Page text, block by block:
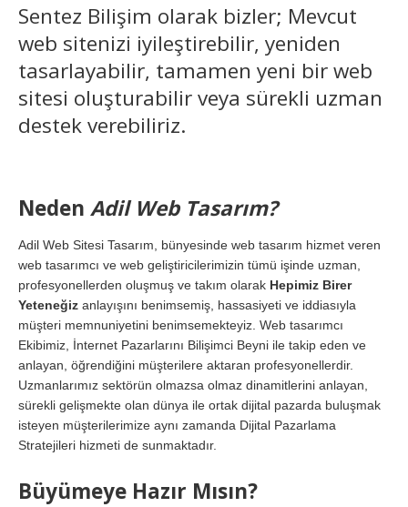
Sentez Bilişim olarak bizler; Mevcut
web sitenizi iyileştirebilir, yeniden
tasarlayabilir, tamamen yeni bir web
sitesi oluşturabilir veya sürekli uzman
destek verebiliriz.
Neden Adil Web Tasarım?
Adil Web Sitesi Tasarım, bünyesinde web tasarım hizmet veren
web tasarımcı ve web geliştiricilerimizin tümü işinde uzman,
profesyonellerden oluşmuş ve takım olarak Hepimiz Birer
Yeteneğiz anlayışını benimsemiş, hassasiyeti ve iddiasıyla
müşteri memnuniyetini benimsemekteyiz. Web tasarımcı
Ekibimiz, İnternet Pazarlarını Bilişimci Beyni ile takip eden ve
anlayan, öğrendiğini müşterilere aktaran profesyonellerdir.
Uzmanlarımız sektörün olmazsa olmaz dinamitlerini anlayan,
sürekli gelişmekte olan dünya ile ortak dijital pazarda buluşmak
isteyen müşterilerimize aynı zamanda Dijital Pazarlama
Stratejileri hizmeti de sunmaktadır.
Büyümeye Hazır Mısın?